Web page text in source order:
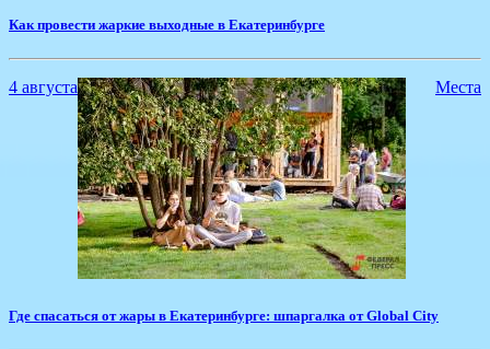
​Как провести жаркие выходные в Екатеринбурге
4 августа Места
Где спасаться от жары в Екатеринбурге: шпаргалка от Global City